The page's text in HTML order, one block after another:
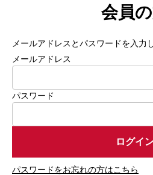
会員
メールアドレスとパスワードを入力
メールアドレス
パスワード
パスワードをお忘れの方はこちら